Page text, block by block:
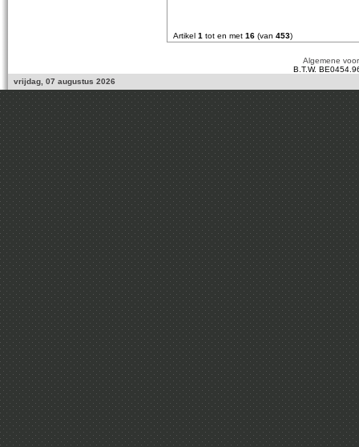
Artikel 1 tot en met 16 (van 453)
Algemene
B.T.W.
vrijdag, 07 augustus 2026